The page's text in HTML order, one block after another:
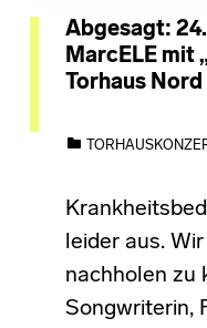
Abgesagt:
MarcELE mit
Torhaus Nord
leider aus.
nachholen zu
Songwriterin,